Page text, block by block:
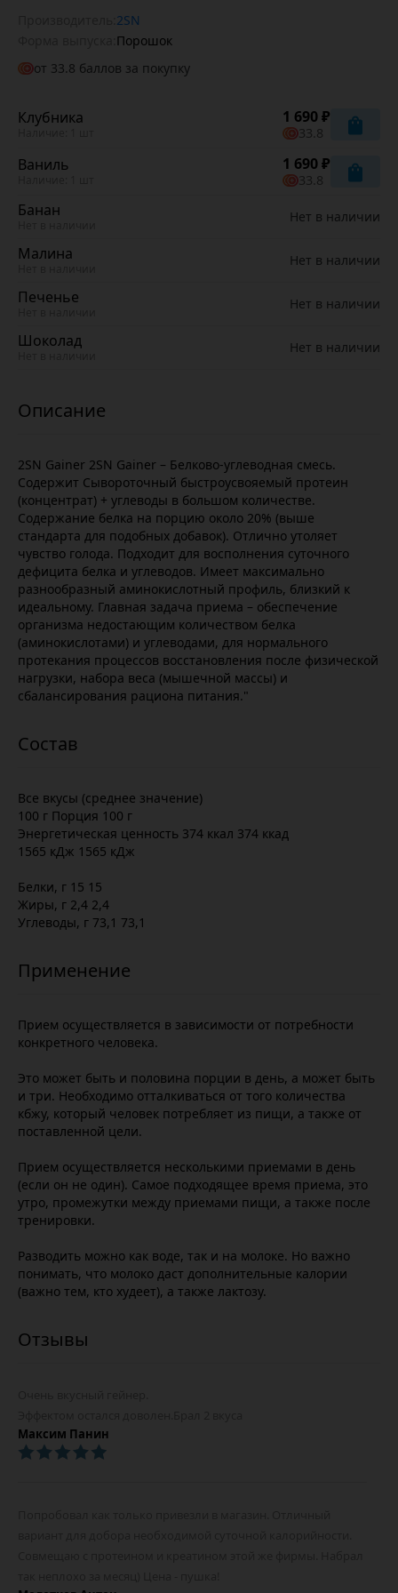
2SN
Порошок
от 33.8 баллов за покупку
Клубника 1 690 ₽
33.8
Ваниль 1 690 ₽
33.8
Банан Нет в наличии
Малина Нет в наличии
Печенье Нет в наличии
Шоколад Нет в наличии
2SN Gainer 2SN Gainer – Белково-углеводная смесь.
Содержит Сывороточный быстроусвояемый протеин
(концентрат) + углеводы в большом количестве.
Содержание белка на порцию около 20% (выше
стандарта для подобных добавок). Отлично утоляет
чувство голода. Подходит для восполнения суточного
дефицита белка и углеводов. Имеет максимально
разнообразный аминокислотный профиль, близкий к
идеальному. Главная задача приема – обеспечение
организма недостающим количеством белка
(аминокислотами) и углеводами, для нормального
протекания процессов восстановления после физической
нагрузки, набора веса (мышечной массы) и
сбалансирования рациона питания."
Все вкусы (среднее значение)
100 г Порция 100 г
Энергетическая ценность 374 ккал 374 ккад
1565 кДж 1565 кДж
Белки, г 15 15
Жиры, г 2,4 2,4
Углеводы, г 73,1 73,1
Прием осуществляется в зависимости от потребности
конкретного человека.
Это может быть и половина порции в день, а может быть
и три. Необходимо отталкиваться от того количества
кбжу, который человек потребляет из пищи, а также от
поставленной цели.
Прием осуществляется несколькими приемами в день
(если он не один). Самое подходящее время приема, это
утро, промежутки между приемами пищи, а также после
тренировки.
Разводить можно как воде, так и на молоке. Но важно
понимать, что молоко даст дополнительные калории
(важно тем, кто худеет), а также лактозу.
Максим Панин